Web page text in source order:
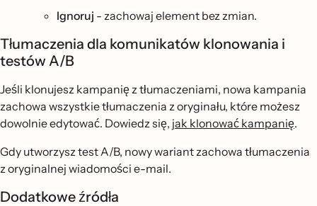
Ignoruj - zachowaj element bez zmian.
Tłumaczenia dla komunikatów klonowania i
testów A/B
Jeśli klonujesz kampanię z tłumaczeniami, nowa kampania
zachowa wszystkie tłumaczenia z oryginału, które możesz
dowolnie edytować. Dowiedz się, jak klonować kampanię.
Gdy utworzysz test A/B, nowy wariant zachowa tłumaczenia
z oryginalnej wiadomości e-mail.
Dodatkowe źródła